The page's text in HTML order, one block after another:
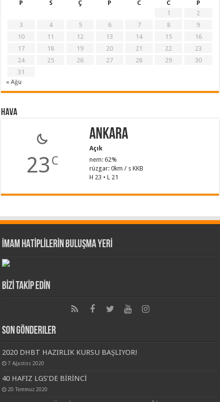
P
S Ç P C C
P
1
2
3
4 5 6 7 8
9
10
11 12 13 14 15
16
17
18 19 20 21 22
23
24
25 26 27 28 29
30
31
« Ağu
Hava
23 C
Ankara
Açık
nem: 62%
rüzgar: 0km / s KKB
H 23 • L 21
İMAM HATİPLİLERİN BULUŞMA YERİ
BİZİ TAKİP EDİN
Son Gönderiler
2020 DHBT HAZIRLIK KURSU BAŞLIYOR!
7 Ağustos 2020
40 HAFIZ LGS’DE BİRİNCİ
20 Temmuz 2020